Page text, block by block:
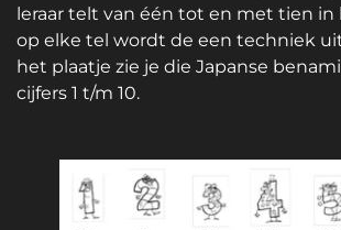
leraar telt van één tot en met tien in
op elke tel wordt de een techniek
het plaatje zie je die Japanse
cijfers 1 t/m 10.